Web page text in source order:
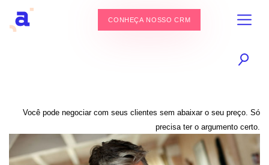
CONHEÇA NOSSO CRM
Você pode negociar com seus clientes sem abaixar o seu preço. Só
precisa ter o argumento certo.